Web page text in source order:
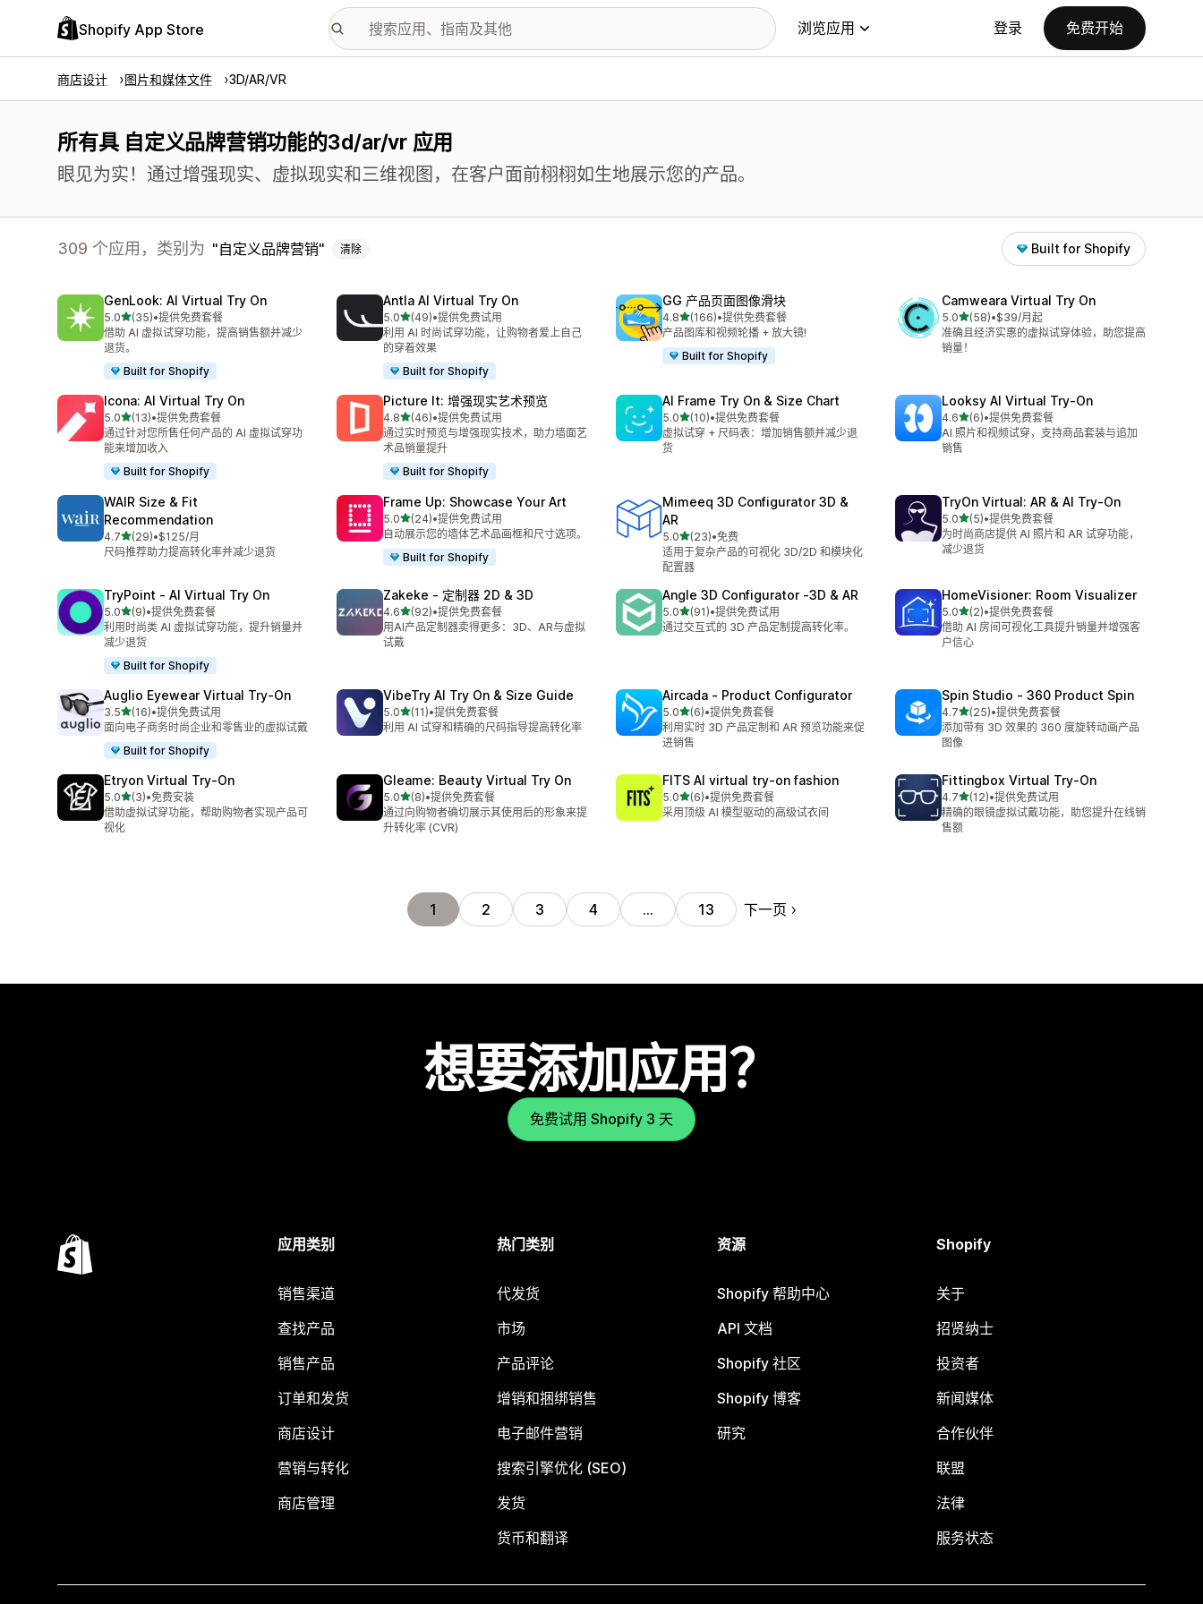
Shopify App Store 浏览应用 登录 免费开始
商店设计 图片和媒体文件 3D/AR/VR
所有具 自定义品牌营销功能的3d/ar/vr 应用
眼见为实！通过增强现实、虚拟现实和三维视图，在客户面前栩栩如生地展示您的产品。
309 个应用，类别为 自定义品牌营销 清除 Built for Shopify
GenLook: AI Virtual Try On
5.0星（满分 5 星）
(35)
总共 35 条评论
•提供免费套餐
借助 AI 虚拟试穿功能，提高销售额并减少
退货。
Built for Shopify
Antla AI Virtual Try On
5.0星（满分 5 星）
(49)
总共 49 条评论
•提供免费试用
利用 AI 时尚试穿功能，让购物者爱上自己
的穿着效果
Built for Shopify
GG 产品页面图像滑块
4.8星（满分 5 星）
(166)
总共 166 条评论
•提供免费套餐
产品图库和视频轮播 + 放大镜!
Built for Shopify
Camweara Virtual Try On
5.0星（满分 5 星）
(58)
总共 58 条评论
•$39/月起
准确且经济实惠的虚拟试穿体验，助您提高
销量！
Icona: AI Virtual Try On
5.0星（满分 5 星）
(13)
总共 13 条评论
•提供免费套餐
通过针对您所售任何产品的 AI 虚拟试穿功
能来增加收入
Built for Shopify
Picture It: 增强现实艺术预览
4.8星（满分 5 星）
(46)
总共 46 条评论
•提供免费试用
通过实时预览与增强现实技术，助力墙面艺
术品销量提升
Built for Shopify
AI Frame Try On & Size Chart
5.0星（满分 5 星）
(10)
总共 10 条评论
•提供免费套餐
虚拟试穿 + 尺码表：增加销售额并减少退
货
Looksy AI Virtual Try‑On
4.6星（满分 5 星）
(6)
总共 6 条评论
•提供免费套餐
AI 照片和视频试穿，支持商品套装与追加
销售
WAIR Size & Fit
Recommendation
4.7星（满分 5 星）
(29)
总共 29 条评论
•$125/月
尺码推荐助力提高转化率并减少退货
Frame Up: Showcase Your Art
5.0星（满分 5 星）
(24)
总共 24 条评论
•提供免费试用
自动展示您的墙体艺术品画框和尺寸选项。
Built for Shopify
Mimeeq 3D Configurator 3D &
AR
5.0星（满分 5 星）
(23)
总共 23 条评论
•免费
适用于复杂产品的可视化 3D/2D 和模块化
配置器
TryOn Virtual: AR & AI Try‑On
5.0星（满分 5 星）
(5)
总共 5 条评论
•提供免费套餐
为时尚商店提供 AI 照片和 AR 试穿功能，
减少退货
TryPoint ‑ AI Virtual Try On
5.0星（满分 5 星）
(9)
总共 9 条评论
•提供免费套餐
利用时尚类 AI 虚拟试穿功能，提升销量并
减少退货
Built for Shopify
Zakeke ‑ 定制器 2D & 3D
4.6星（满分 5 星）
(92)
总共 92 条评论
•提供免费套餐
用AI产品定制器卖得更多：3D、AR与虚拟
试戴
Angle 3D Configurator ‑3D & AR
5.0星（满分 5 星）
(91)
总共 91 条评论
•提供免费试用
通过交互式的 3D 产品定制提高转化率。
HomeVisioner: Room Visualizer
5.0星（满分 5 星）
(2)
总共 2 条评论
•提供免费套餐
借助 AI 房间可视化工具提升销量并增强客
户信心
Auglio Eyewear Virtual Try‑On
3.5星（满分 5 星）
(16)
总共 16 条评论
•提供免费试用
面向电子商务时尚企业和零售业的虚拟试戴
Built for Shopify
VibeTry AI Try On & Size Guide
5.0星（满分 5 星）
(11)
总共 11 条评论
•提供免费套餐
利用 AI 试穿和精确的尺码指导提高转化率
Aircada ‑ Product Configurator
5.0星（满分 5 星）
(6)
总共 6 条评论
•提供免费套餐
利用实时 3D 产品定制和 AR 预览功能来促
进销售
Spin Studio ‑ 360 Product Spin
4.7星（满分 5 星）
(25)
总共 25 条评论
•提供免费套餐
添加带有 3D 效果的 360 度旋转动画产品
图像
Etryon Virtual Try‑On
5.0星（满分 5 星）
(3)
总共 3 条评论
•免费安装
借助虚拟试穿功能，帮助购物者实现产品可
视化
Gleame: Beauty Virtual Try On
5.0星（满分 5 星）
(8)
总共 8 条评论
•提供免费套餐
通过向购物者确切展示其使用后的形象来提
升转化率 (CVR)
FITS AI virtual try‑on fashion
5.0星（满分 5 星）
(6)
总共 6 条评论
•提供免费套餐
采用顶级 AI 模型驱动的高级试衣间
Fittingbox Virtual Try‑On
4.7星（满分 5 星）
(12)
总共 12 条评论
•提供免费试用
精确的眼镜虚拟试戴功能，助您提升在线销
售额
1 2 3 4 … 13 下一页
想要添加应用？
免费试用 Shopify 3 天
应用类别
销售渠道
查找产品
销售产品
订单和发货
商店设计
营销与转化
商店管理
热门类别
代发货
市场
产品评论
增销和捆绑销售
电子邮件营销
搜索引擎优化 (SEO)
发货
货币和翻译
资源
Shopify 帮助中心
API 文档
Shopify 社区
Shopify 博客
研究
Shopify
关于
招贤纳士
投资者
新闻媒体
合作伙伴
联盟
法律
服务状态